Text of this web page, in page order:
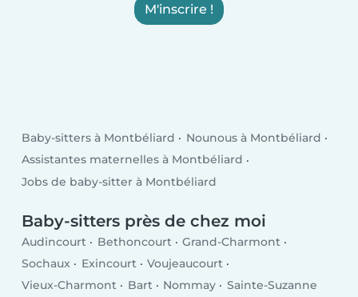
M'inscrire !
Baby-sitters à Montbéliard
Nounous à Montbéliard
Assistantes maternelles à Montbéliard
Jobs de baby-sitter à Montbéliard
Baby-sitters près de chez moi
Audincourt Bethoncourt
Grand-Charmont
Sochaux
Exincourt
Voujeaucourt
Vieux-Charmont
Bart Nommay Sainte-Suzanne